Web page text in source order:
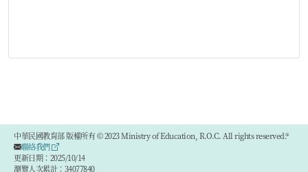
中華民國教育部 版權所有 © 2023 Ministry of Education, R.O.C. All rights reserved.®
聯絡我們
更新日期：2025/10/14
瀏覽人次累計：34077840